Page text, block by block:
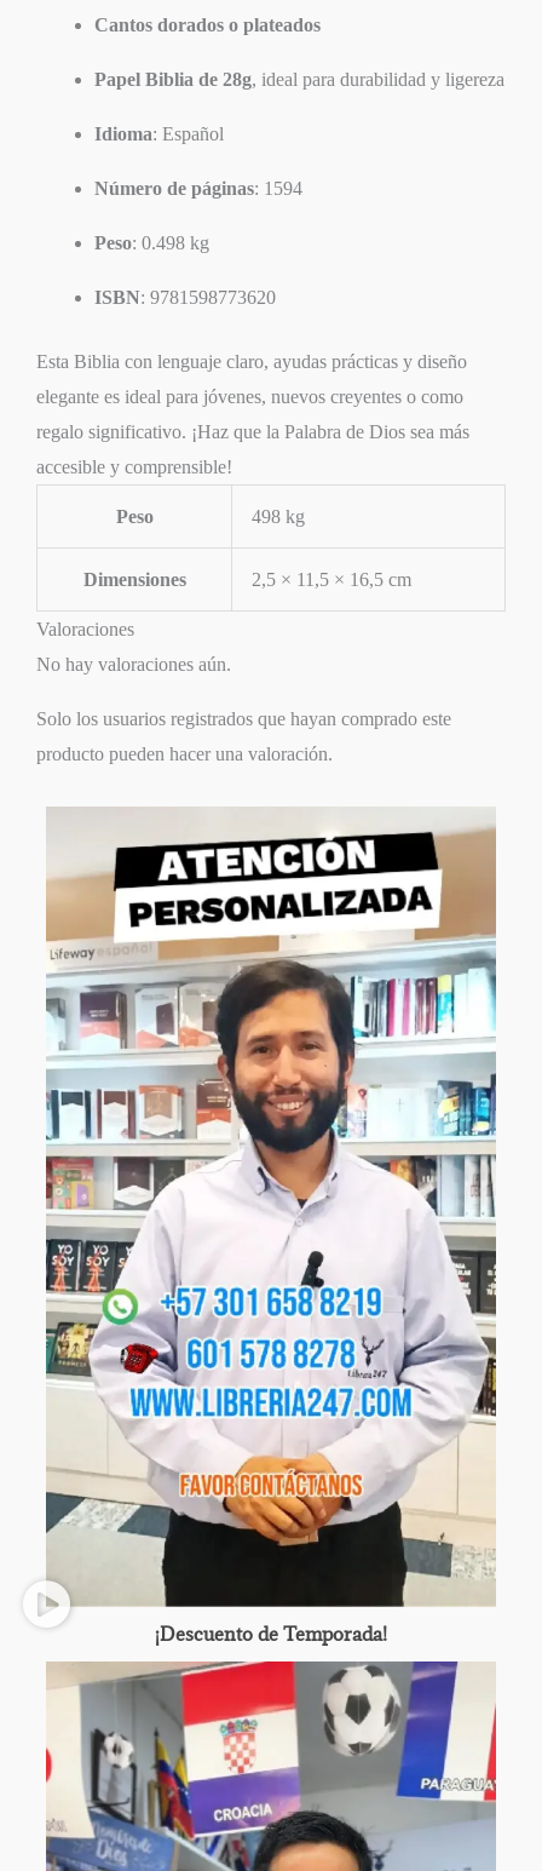
Cantos dorados o plateados
Papel Biblia de 28g, ideal para durabilidad y ligereza
Idioma: Español
Número de páginas: 1594
Peso: 0.498 kg
ISBN: 9781598773620
Esta Biblia con lenguaje claro, ayudas prácticas y diseño
elegante es ideal para jóvenes, nuevos creyentes o como
regalo significativo. ¡Haz que la Palabra de Dios sea más
accesible y comprensible!
Peso 498 kg
Dimensiones 2,5 × 11,5 × 16,5 cm
Valoraciones
No hay valoraciones aún.
Solo los usuarios registrados que hayan comprado este
producto pueden hacer una valoración.
¡Descuento de Temporada!